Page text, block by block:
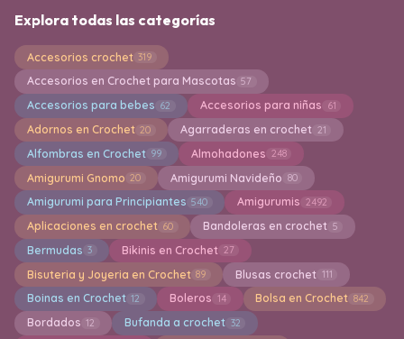
Explora todas las categorías
Accesorios crochet 319
Accesorios en Crochet para Mascotas 57
Accesorios para bebes 62 Accesorios para niñas 61
Adornos en Crochet 20 Agarraderas en crochet 21
Alfombras en Crochet 99 Almohadones 248
Amigurumi Gnomo 20 Amigurumi Navideño 80
Amigurumi para Principiantes 540 Amigurumis 2492
Aplicaciones en crochet 60 Bandoleras en crochet 5
Bermudas 3 Bikinis en Crochet 27
Bisuteria y Joyeria en Crochet 89 Blusas crochet 111
Boinas en Crochet 12 Boleros 14 Bolsa en Crochet 842
Bordados 12 Bufanda a crochet 32